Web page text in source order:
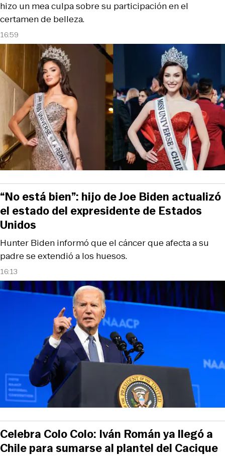
16:59
hizo un mea culpa sobre su participación en el
certamen de belleza.
16:13
Hunter Biden informó que el cáncer que afecta a su
padre se extendió a los huesos.
“No está bien”: hijo de Joe Biden actualizó
el estado del expresidente de Estados
Unidos
Celebra Colo Colo: Iván Román ya llegó a
Chile para sumarse al plantel del Cacique